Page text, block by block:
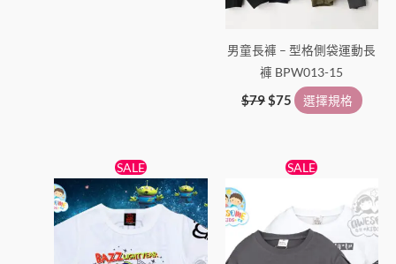
男童長褲 – 型格側袋運動長
褲 BPW013-15
$79$75 選擇規格
SALE
始
價
格：
$55。
目
前
價
格：
$50。
產
品
有
SALE
格：
$45。
目
前
格：
$29。
產
品
有